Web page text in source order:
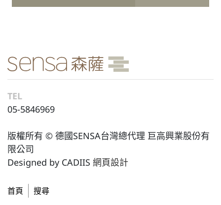
TEL
05-5846969
版權所有 © 德國SENSA台灣總代理 巨高興業股份有
限公司
Designed by CADIIS 網頁設計
首頁 搜尋